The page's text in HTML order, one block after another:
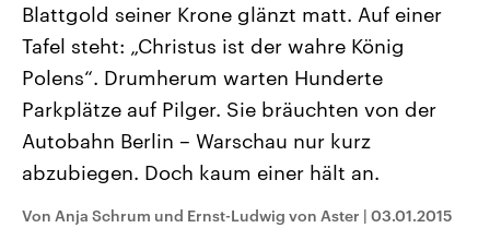
Landtagswahl Sachsen-Anhalt
2026
Alle Informationen
Sachsen-Anhalt wählt am 6.
September 2026 einen neuen
Landtag. Seit 2021 wird das
Bundesland von einer Koalition aus
Umfragen, Prognosen,
und Hintergründe zu den Parteien
und Kandidaten der anstehenden
USA
Aktuelle Beiträge,
Hintergründe
Wirtschaftlich und
gehören die Vereinigten
mit großem Einfluss auf
Sendungen Programm Podcasts
Blattgold seiner Krone glänzt matt. Auf einer
Tafel steht: „Christus ist der wahre König
Polens“. Drumherum warten Hunderte
Parkplätze auf Pilger. Sie bräuchten von der
Autobahn Berlin – Warschau nur kurz
abzubiegen. Doch kaum einer hält an.
Von Anja Schrum und Ernst-Ludwig von Aster | 03.01.2015